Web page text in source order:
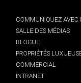
COMMUNIQUEZ AVEC
SALLE DES MÉDIAS
BLOGUE
PROPRIÉTÉS
COMMERCIAL
INTRANET